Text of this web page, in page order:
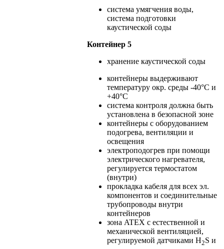
система умягчения воды,
система подготовки
каустической соды
Контейнер 5
хранение каустической соды
контейнеры выдерживают
температуру окр. среды -40°C и
+40°C
система контроля должна быть
установлена в безопасной зоне
контейнеры с оборудованием
подогрева, вентиляции и
освещения
электроподогрев при помощи
электрического нагревателя,
регулируется термостатом
(внутри)
прокладка кабеля для всех эл.
компонентов и соединительные
трубопроводы внутри
контейнеров
зона ATEX с естественной и
механической вентиляцией,
регулируемой датчиками H2S и